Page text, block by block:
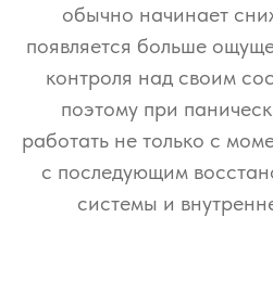
обычно начинает
появляется больше
контроля над своим
поэтому при
работать не только с
с последующим
системы и